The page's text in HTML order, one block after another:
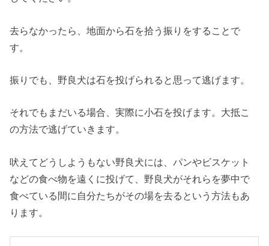
去らなかったら、地面から石を拾う振りをすることで
す。
振りでも、野良犬は石を投げられると思って逃げます。
それでもまだいる場合、実際に小石を投げます。大抵こ
の方法で逃げていきます。
吠えてどうしようもない野良犬には、パンやビスケット
などの食べ物を遠くに投げて、野良犬がそれらを夢中で
食べている間に自分たちがその場を去るという方法もあ
ります。